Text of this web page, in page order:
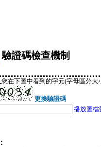
驗證碼檢查機制
在下圖中看到的字元(字母區分大
更換驗證碼
播放圖檔